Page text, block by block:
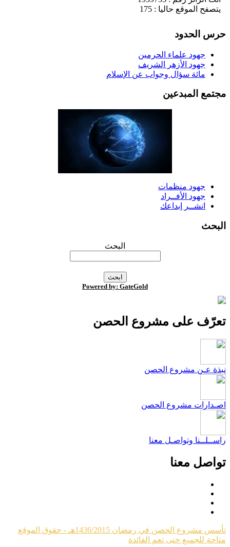
يتصفح الموقع حاليا : 175
الحدود
جهود علماء الحرمين
جهود الأزهر الشريف
مائة سؤال وجواب عن الإسلام
المبدعين
جهود منظمات
جهود الأفــراد
انشــر إبداعك
البحث
Powered by: GateGold
على مشروع الحصن
عـن مشروع الحصن
مشروع الحصن
وتواصـل معنا
معنا
تأسس مشروع الحصن في رمضان 1436/2015هـ - حقوق الموقع
للجميع حتى تعم الفائدة